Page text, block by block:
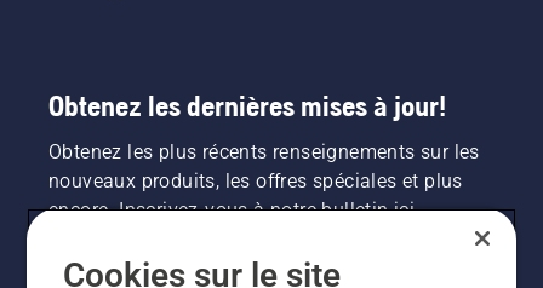
Obtenez les dernières mises à jour!
Obtenez les plus récents renseignements sur les
nouveaux produits, les offres spéciales et plus
encore. Inscrivez-vous à notre bulletin ici.
INSCRIPTION À LA NEWSLETTER
Cookies sur le site